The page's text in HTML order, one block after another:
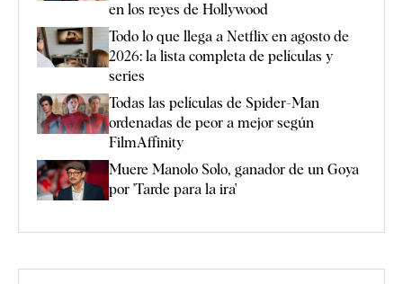
en los reyes de Hollywood
Todo lo que llega a Netflix en agosto de
2026: la lista completa de películas y
series
Todas las películas de Spider-Man
ordenadas de peor a mejor según
FilmAffinity
Muere Manolo Solo, ganador de un Goya
por 'Tarde para la ira'